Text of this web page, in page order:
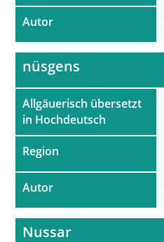
Autor
Allgäuerisch übersetzt
in Hochdeutsch
Region
Autor
nüsgens
Nussar